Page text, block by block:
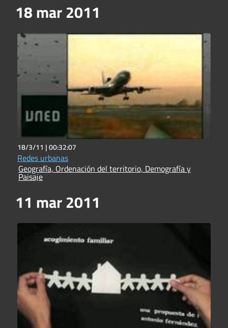
18 mar 2011
18/3/11 |00:32:07
Redes urbanas
Geografía, Ordenación del territorio, Demografía y
Paisaje
11 mar 2011